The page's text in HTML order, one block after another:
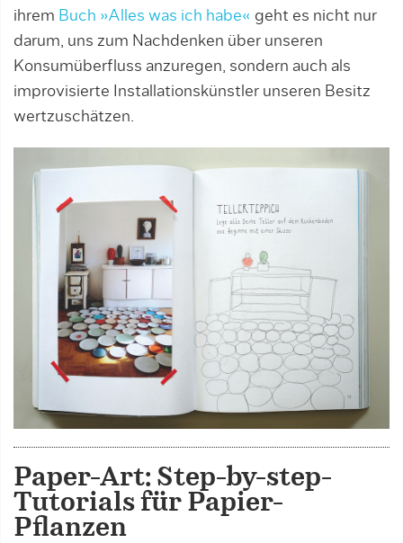
ihrem Buch »Alles was ich habe« geht es nicht nur
darum, uns zum Nachdenken über unseren
Konsumüberfluss anzuregen, sondern auch als
improvisierte Installationskünstler unseren Besitz
wertzuschätzen.
Paper-Art: Step-by-step-
Tutorials für Papier-
Pflanzen